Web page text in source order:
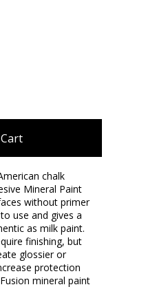
chalk
Mineral Paint
without primer
use and gives a
as milk paint.
finishing, but
glossier or
protection
mineral paint